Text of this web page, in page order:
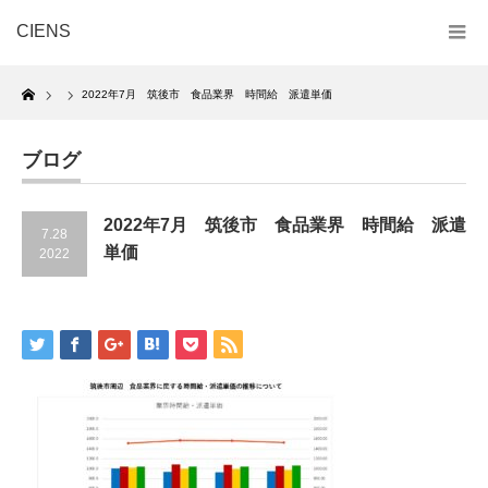
CIENS
Home
2022年7月 筑後市 食品業界 時間給 派遣単価
ブログ
7.28
2022
2022年7月 筑後市 食品業界 時間給 派遣
単価